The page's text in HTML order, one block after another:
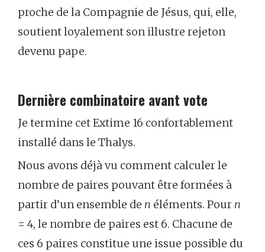
proche de la Compagnie de Jésus, qui, elle,
soutient loyalement son illustre rejeton
devenu pape.
Dernière combinatoire avant vote
Je termine cet Extime 16 confortablement
installé dans le Thalys.
Nous avons déjà vu comment calculer le
nombre de paires pouvant être formées à
partir d’un ensemble de n éléments. Pour n
= 4, le nombre de paires est 6. Chacune de
ces 6 paires constitue une issue possible du